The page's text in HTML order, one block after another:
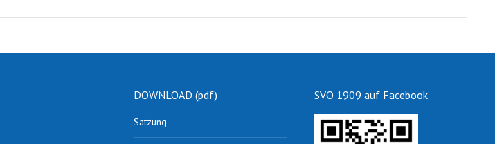
DOWNLOAD (pdf)
Satzung
SVO 1909 auf Facebook